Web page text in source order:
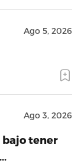
Ago 5, 2026
Ago 3, 2026
bajo tener